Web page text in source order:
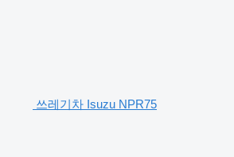
쓰레기차 Isuzu NPR75